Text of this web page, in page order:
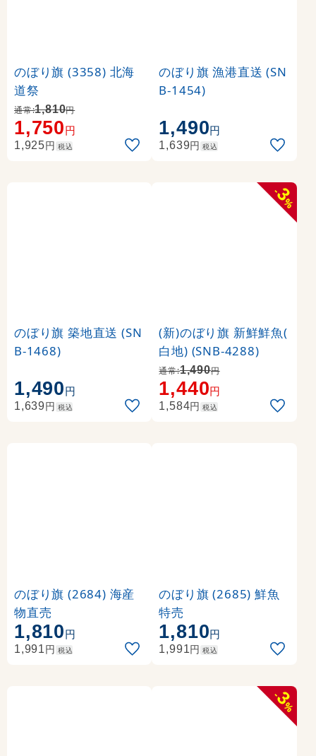
のぼり旗 (3358) 北海
道祭
通常:1,810円
1,750円
1,925円 税込
のぼり旗 漁港直送 (SN
B-1454)
1,490円
1,639円 税込
のぼり旗 築地直送 (SN
B-1468)
1,490円
1,639円 税込
-
3
%
(新)のぼり旗 新鮮鮮魚(
白地) (SNB-4288)
通常:1,490円
1,440円
1,584円 税込
のぼり旗 (2684) 海産
物直売
1,810円
1,991円 税込
のぼり旗 (2685) 鮮魚
特売
1,810円
1,991円 税込
-
3
%